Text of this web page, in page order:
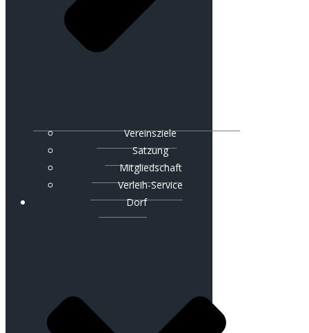
Vereinsziele
Satzung
Mitgliedschaft
Verleih-Service
Dorf